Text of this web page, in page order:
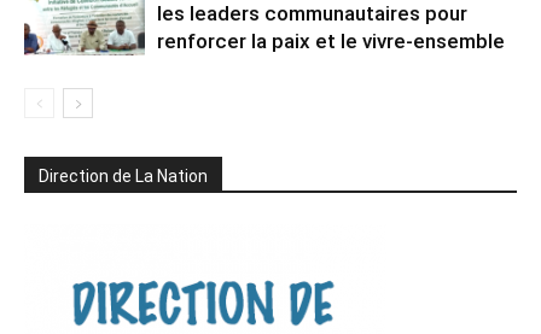
les leaders communautaires pour
renforcer la paix et le vivre-ensemble
Direction de La Nation